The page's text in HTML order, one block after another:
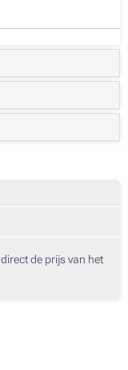
in
de prijs van het